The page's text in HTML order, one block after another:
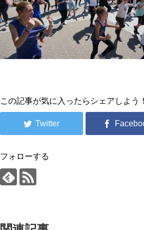
この記事が気に入ったらシェアしよう
フォローする